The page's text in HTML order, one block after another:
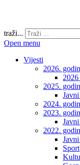
traži...
Open menu
Vijesti
2026.
2025.
2024.
2023.
2022.
Sport